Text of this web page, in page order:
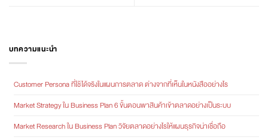
บทความแนะนำ
Customer Persona ที่ใช้ได้จริงในแผนการตลาด ต่างจากที่เห็นในหนังสืออย่างไร
Market Strategy ใน Business Plan 6 ขั้นตอนพาสินค้าเข้าตลาดอย่างเป็นระบบ
Market Research ใน Business Plan วิจัยตลาดอย่างไรให้แผนธุรกิจน่าเชื่อถือ